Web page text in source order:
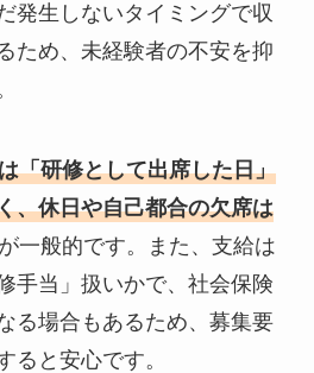
発生しないタイミングで収
ため、未経験者の不安を抑
「研修として出席した日」
、休日や自己都合の欠席は
一般的です。また、支給は
手当」扱いかで、社会保険
る場合もあるため、募集要
ると安心です。